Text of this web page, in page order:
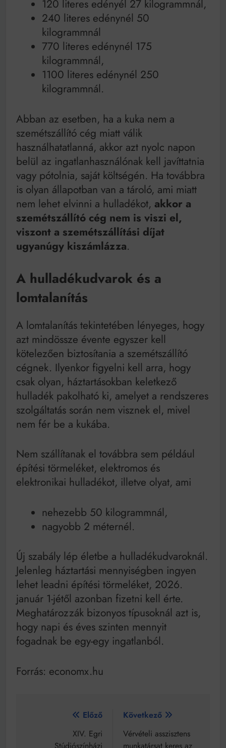
120 literes edényél 27 kilogrammnál,
240 literes edénynél 50
kilogrammnál
770 literes edénynél 175
kilogrammnál,
1100 literes edénynél 250
kilogrammnál.
Abban az esetben, ha a kuka nem a
szemétszállító cég miatt válik
használhatatlanná, akkor azt nyolc napon
belül az ingatlanhasználónak kell javíttatnia
vagy pótolnia, saját költségén. Ha továbbra
is olyan állapotban van a tároló, ami miatt
nem lehet elvinni a hulladékot, akkor a
szemétszállító cég nem is viszi el,
viszont a szemétszállítási díjat
ugyanúgy kiszámlázza.
A hulladékudvarok és a
lomtalanítás
A lomtalanítás tekintetében lényeges, hogy
azt mindössze évente egyszer kell
kötelezően biztosítania a szemétszállító
cégnek. Ilyenkor figyelni kell arra, hogy
csak olyan, háztartásokban keletkező
hulladék pakolható ki, amelyet a rendszeres
szolgáltatás során nem visznek el, mivel
nem fér be a kukába.
Nem szállítanak el továbbra sem például
építési törmeléket, elektromos és
elektronikai hulladékot, illetve olyat, ami
nehezebb 50 kilogrammnál,
nagyobb 2 méternél.
Új szabály lép életbe a hulladékudvaroknál.
Jelenleg háztartási mennyiségben ingyen
lehet leadni építési törmeléket, 2026.
január 1-jétől azonban fizetni kell érte.
Meghatározzák bizonyos típusoknál azt is,
hogy napi és éves szinten mennyit
fogadnak be egy-egy ingatlanból.
Forrás: economx.hu
Bejegyzés
navigáció
Előző
XIV. Egri
Következő
Vérvételi asszisztens